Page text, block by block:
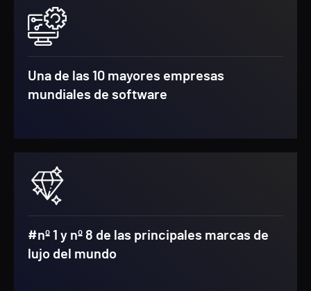
Una de las 10 mayores empresas
mundiales de software
#nº 1 y nº 8 de las principales marcas de
lujo del mundo